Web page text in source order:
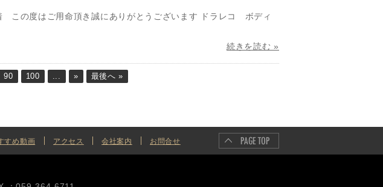
の度はご用命頂き誠にありがとうございます ドラレコ ボディ
続きを読む »
90 100 ... » 最後へ »
すめ動画 アクセス 会社案内 お問合せ